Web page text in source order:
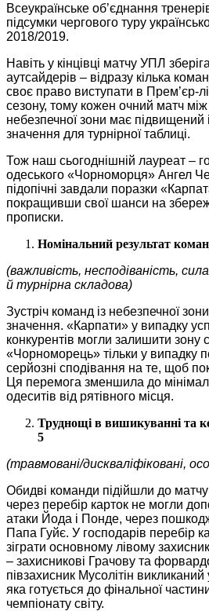
Всеукраїнське об’єднання
підсумки чергового туру
2018/2019.
Навіть у кінцівці матчу УПЛ
аутсайдерів – відразу кілька
своє право виступати в Прем’єр-
сезону, тому кожен очний матч
небезпечної зони має підвищений
значення для турнірної таблиці.
Тож наш сьогоднішній лауреат –
одеського «Чорноморця» Ангел
підопічні завдали поразки
покращивши свої шанси на
прописки.
Номінальний результат
(важливість, несподіваність,
й турнірна складова)
Зустріч команд із небезпечної
значення. «Карпати» у випадку
конкурентів могли залишити зону
«Чорноморець» тільки у випадку
серйозні сподівання на те, щоб
Ця перемога зменшила до
одеситів від рятівного місця.
Труднощі в вишикуванні та
5
(травмовані/дискваліфіковані,
Обидві команди підійшли до
через перебір карток не могли
атаки Йода і Понде, через
Папа Гуйє. У господарів перебір
зіграти основному лівому
– захисникові Грачову та
півзахисник Мусолітін викликаний
яка готується до фінальної
чемпіонату світу.